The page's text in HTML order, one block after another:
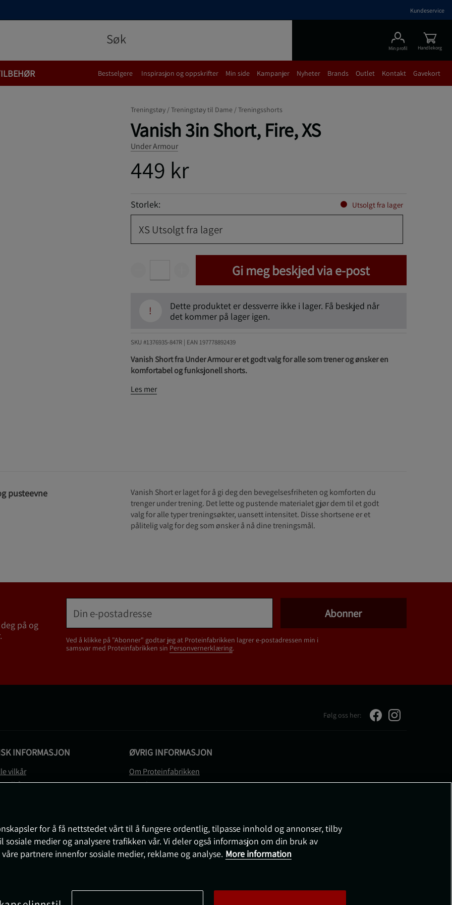
Kundeservice
Min profil Handlekorg
Bestselgere Inspirasjon og oppskrifter Min side Kampanjer Nyheter Brands Outlet Kontakt Gavekort
Treningstøy /Treningstøy til Dame /Treningsshorts
Vanish 3in Short, Fire, XS
Under Armour
449 kr
Storlek: Utsolgt fra lager
XS Utsolgt fra lager
Gi meg beskjed via e-post
!
Dette produktet er dessverre ikke i lager. Få beskjed når
det kommer på lager igen.
SKU #1376935-847R | EAN 197778892439
Vanish Short fra Under Armour er et godt valg for alle som trener og ønsker en
komfortabel og funksjonell shorts.
Les mer
pusteevne
Vanish Short er laget for å gi deg den bevegelsesfriheten og komforten du
trenger under trening. Det lette og pustende materialet gjør dem til et godt
valg for alle typer treningsøkter, uansett intensitet. Disse shortsene er et
pålitelig valg for deg som ønsker å nå dine treningsmål.
på og
Ved å klikke på "Abonner" godtar jeg at Proteinfabrikken lagrer e-postadressen min i
samsvar med Proteinfabrikken sin Personvernerklæring.
Abonner
Følg oss her:
INFORMASJON
vilkår
om angrerett og reklamasjon
ØVRIG INFORMASJON
Om Proteinfabrikken
Gavekort
for å få nettstedet vårt til å fungere ordentlig, tilpasse innhold og annonser, tilby
medier og analysere trafikken vår. Vi deler også informasjon om din bruk av
partnere innenfor sosiale medier, reklame og analyse. More information